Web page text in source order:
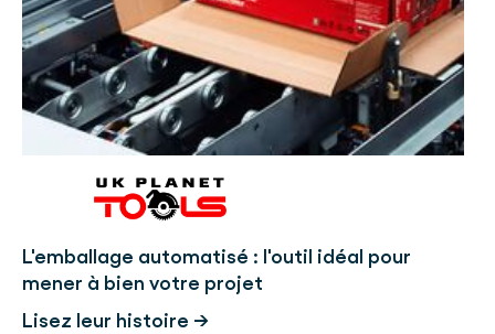
L'emballage automatisé : l'outil idéal pour
mener à bien votre projet
Lisez leur histoire →